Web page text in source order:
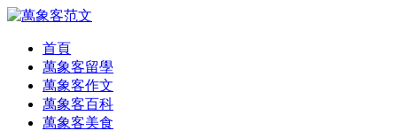
首頁
萬象客留學
萬象客作文
萬象客百科
萬象客美食